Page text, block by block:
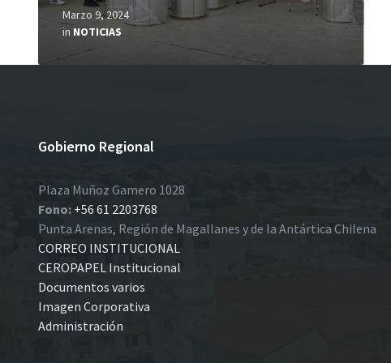
Marzo 9, 2024
in NOTICIAS
Gobierno Regional
Plaza Muñoz Gamero 1028
Fono: +56 61 2203768
Punta Arenas, Región de Magallanes y de la Antártica Chilena
CORREO INSTITUCIONAL
CEROPAPEL Institucional
Documentos varios
Imagen Corporativa
Administración